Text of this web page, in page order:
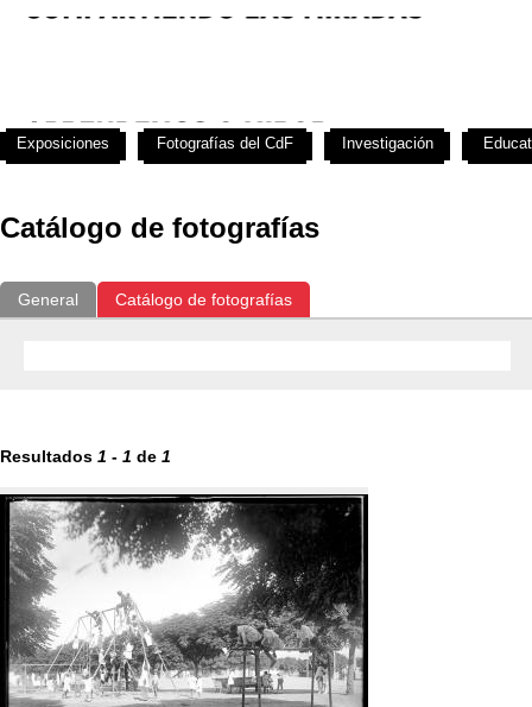
Catálogo de fotografías
General Catálogo de fotografías
Resultados 1 - 1 de 1
Exposiciones Fotografías del CdF Investigación